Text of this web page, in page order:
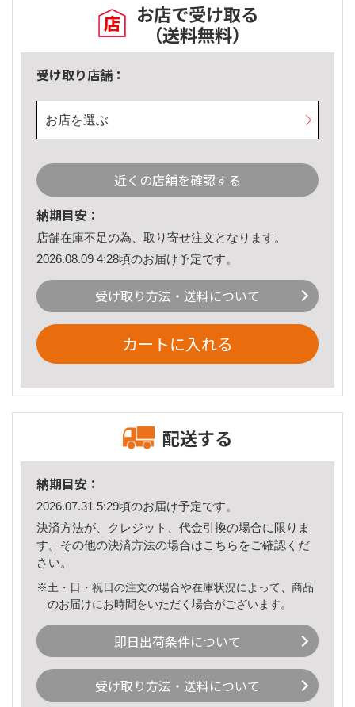
お店で受け取る
（送料無料）
受け取り店舗：
お店を選ぶ
近くの店舗を確認する
納期目安：
店舗在庫不足の為、取り寄せ注文となります。
2026.08.09 4:28頃のお届け予定です。
受け取り方法・送料について
カートに入れる
配送する
納期目安：
2026.07.31 5:29頃のお届け予定です。
決済方法が、クレジット、代金引換の場合に限りま
す。その他の決済方法の場合はこちら をご確認くだ
さい。
※土・日・祝日の注文の場合や在庫状況によって、商品
のお届けにお時間をいただく場合がございます。
即日出荷条件について
受け取り方法・送料について